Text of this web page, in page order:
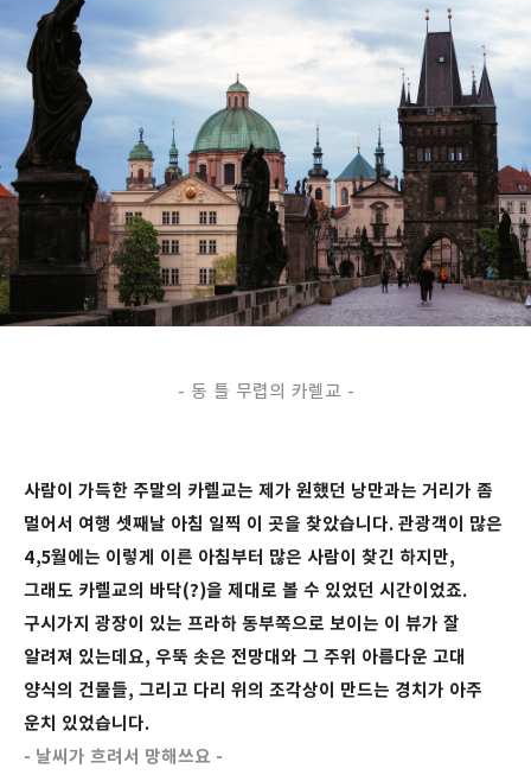
- 동 틀 무렵의 카렐교 -
사람이 가득한 주말의 카렐교는 제가 원했던 낭만과는 거리가 좀
멀어서 여행 셋째날 아침 일찍 이 곳을 찾았습니다. 관광객이 많은
4,5월에는 이렇게 이른 아침부터 많은 사람이 찾긴 하지만,
그래도 카렐교의 바닥(?)을 제대로 볼 수 있었던 시간이었죠.
구시가지 광장이 있는 프라하 동부쪽으로 보이는 이 뷰가 잘
알려져 있는데요, 우뚝 솟은 전망대와 그 주위 아름다운 고대
양식의 건물들, 그리고 다리 위의 조각상이 만드는 경치가 아주
운치 있었습니다.
- 날씨가 흐려서 망해쓰요 -